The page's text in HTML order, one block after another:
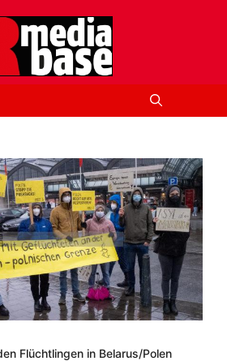
Flüchtlingen in Belarus/Polen